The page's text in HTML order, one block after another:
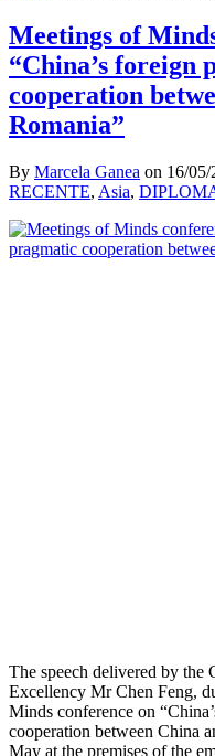
Meetings of
“China’s foreign
cooperation
Romania”
By Marcela Ganea on 16/05/
RECENTE, Asia,
The speech delivered by the
Excellency Mr Chen Feng,
Minds conference on
cooperation between China
May at the premises of the